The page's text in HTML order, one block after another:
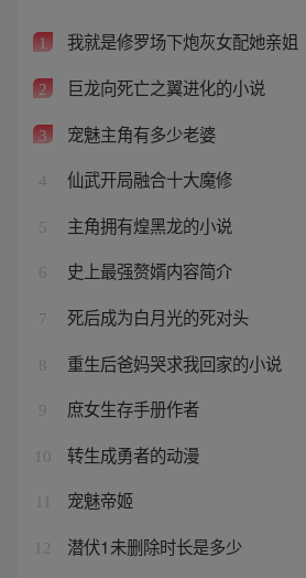
1 我就是修罗场下炮灰女配她亲姐
2 巨龙向死亡之翼进化的小说
3 宠魅主角有多少老婆
4 仙武开局融合十大魔修
5 主角拥有煌黑龙的小说
6 史上最强赘婿内容简介
7 死后成为白月光的死对头
8 重生后爸妈哭求我回家的小说
9 庶女生存手册作者
10 转生成勇者的动漫
宠魅帝姬
12 潜伏1未删除时长是多少